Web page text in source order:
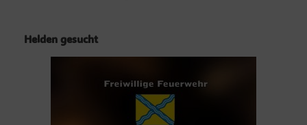
Helden gesucht